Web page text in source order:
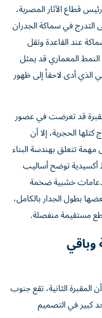
قطاع الآثار المصرية،
التدرج في سماكة الجدران
عند القاعدة وتقل
النمط المعماري قد يمثل
الذي أدى لاحقاً إلى ظهور
قد تعرضت في عصور
الحجرية، إلا أن
تتعلق بهندسة البناء
أكسيدية توضح أساليب
دعامات خشبية ضخمة
بطول الجدار بالكامل،
مستقيمة منفصلة.
وباقي
المقبرة الثانية، تقع جنوب
كبير في التصميم